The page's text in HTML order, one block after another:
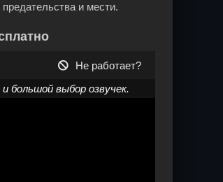
и мести.
Не работает?
выбор озвучек.